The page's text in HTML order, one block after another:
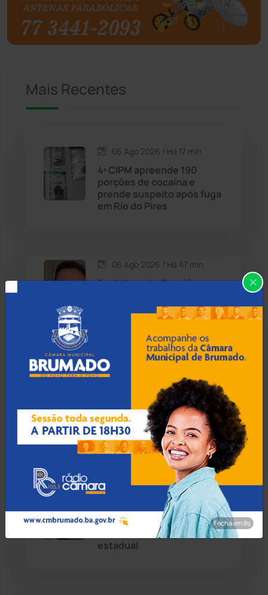
Brumado (31955)
Caetanos
Candiba
Cândido Sales (120)
Chapada Diamantina (430)
Condeúba (133)
(79)
Cordeiros (49)
Dom Basílio (391)
Economia (1235)
Educação (232)
Érico Cardoso
Mais Recentes
06 Ago 2026 / Há 17 min
4ª CIPM apreende 190
porções de cocaína e
prende suspeito após fuga
em Rio do Pires
06 Ago 2026 / Há 47 min
Prefeitura de Caculé
secretário de Relações
Institucionais
06 Ago 2026 / Há 1 hora
Embasa suspende
abastecimento de água em
Brumado e Malhada de
Pedras nesta sexta (7)
06 Ago 2026 / Há 1 hora
Ex-vereador de Brumado,
Amarildo Bomfim lança pré-
candidatura a deputado
estadual
Fecha em 7s